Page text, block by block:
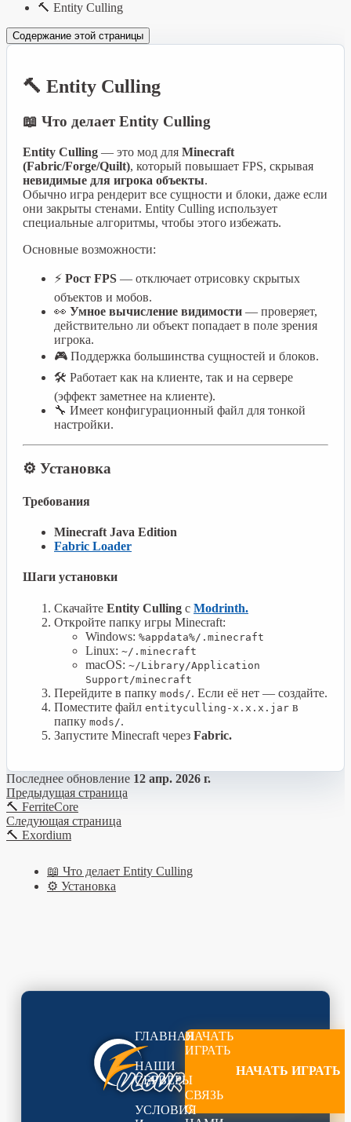
🔨 Entity Culling
Содержание этой страницы
🔨 Entity Culling
📖 Что делает Entity Culling
Entity Culling — это мод для Minecraft
(Fabric/Forge/Quilt), который повышает FPS, скрывая
невидимые для игрока объекты.
Обычно игра рендерит все сущности и блоки, даже если
они закрыты стенами. Entity Culling использует
специальные алгоритмы, чтобы этого избежать.
Основные возможности:
⚡ Рост FPS — отключает отрисовку скрытых
объектов и мобов.
👀 Умное вычисление видимости — проверяет,
действительно ли объект попадает в поле зрения
игрока.
🎮 Поддержка большинства сущностей и блоков.
🛠️ Работает как на клиенте, так и на сервере
(эффект заметнее на клиенте).
🔧 Имеет конфигурационный файл для тонкой
настройки.
⚙️ Установка
Требования
Minecraft Java Edition
Fabric Loader
Шаги установки
Скачайте Entity Culling с Modrinth.
Откройте папку игры Minecraft:
Windows: %appdata%/.minecraft
Linux: ~/.minecraft
macOS: ~/Library/Application
Support/minecraft
Перейдите в папку mods/. Если её нет — создайте.
Поместите файл entityculling-x.x.x.jar в
папку mods/.
Запустите Minecraft через Fabric.
Последнее обновление 12 апр. 2026 г.
Предыдущая страница
🔨 FerriteCore
Следующая страница
🔨 Exordium
📖 Что делает Entity Culling
⚙️ Установка
ГЛАВНАЯ
НАШИ
СЕРВЕРЫ
УСЛОВИЯ
НАЧАТЬ
ИГРАТЬ
СВЯЗЬ
С
НАЧАТЬ ИГРАТЬ